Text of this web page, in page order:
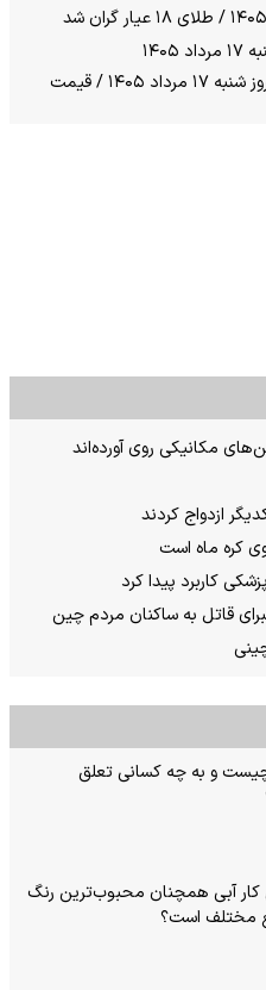
قیمت جدید سکه و طلا ظهر امروز شنبه ۱۷ مرداد ۱۴۰۵ / قیمت
مکانیکی روی آورده‌اند
ازدواج کردند
کره ماه است
کاربرد پیدا کرد
چیست و به چه کسانی تعلق
کار آبی همچنان محبوب‌ترین رنگ
مختلف است؟